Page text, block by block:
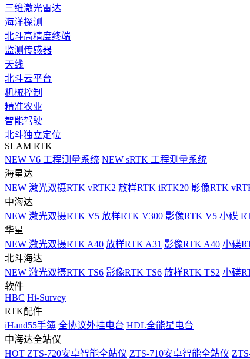
三维激光雷达
海洋探测
北斗高精度终端
监测传感器
天线
北斗云平台
机械控制
精准农业
智能驾驶
北斗独立定位
SLAM RTK
NEW V6 工程测量系统 NEW sRTK 工程测量系统
海星达
NEW 激光双摄RTK vRTK2 放样RTK iRTK20 影像RTK
中海达
NEW 激光双摄RTK V5 放样RTK V300 影像RTK V5 小碟
华星
NEW 激光双摄RTK A40 放样RTK A31 影像RTK A40 小碟
北斗海达
NEW 激光双摄RTK TS6 影像RTK TS6 放样RTK TS2 小碟
软件
HBC Hi-Survey
RTK配件
iHand55手簿 全协议外挂电台 HDL全能星电台
中海达全站仪
HOT ZTS-720安卓智能全站仪 ZTS-710安卓智能全站仪